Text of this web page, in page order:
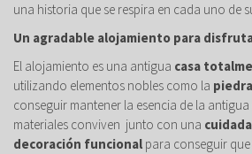
una historia que se respira en cada uno de
Un agradable alojamiento para
El alojamiento es una antigua casa
utilizando elementos nobles como la
conseguir mantener la esencia de la
materiales conviven junto con una
decoración funcional para conseguir